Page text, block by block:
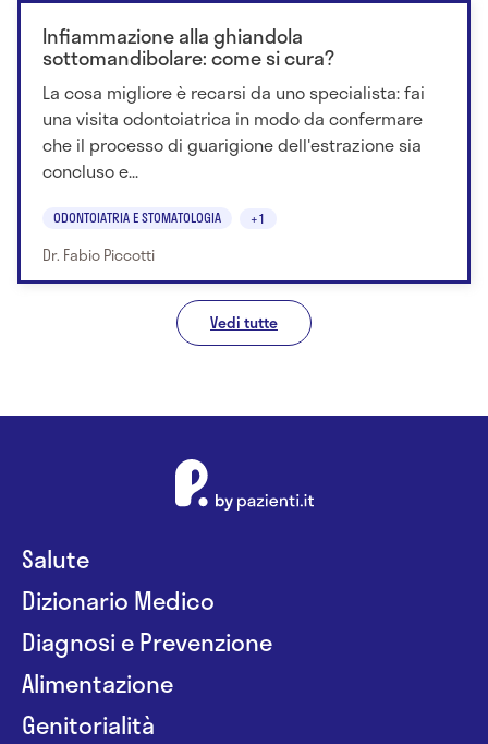
Infiammazione alla ghiandola
sottomandibolare: come si cura?
La cosa migliore è recarsi da uno specialista: fai
una visita odontoiatrica in modo da confermare
che il processo di guarigione dell'estrazione sia
concluso e...
ODONTOIATRIA E STOMATOLOGIA +1
Dr. Fabio Piccotti
Vedi tutte
Salute
Dizionario Medico
Diagnosi e Prevenzione
Alimentazione
Genitorialità